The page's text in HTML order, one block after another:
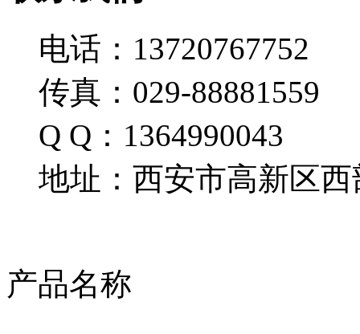
电话：13720767752
传真：029-88881559
Q Q：1364990043
地址：西安市高新区西
产品名称